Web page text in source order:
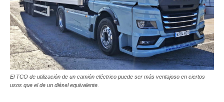
El TCO de utilización de un camión eléctrico puede ser más ventajoso en ciertos
usos que el de un diésel equivalente.